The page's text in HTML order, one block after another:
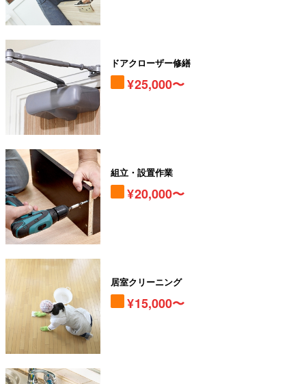
ドアクローザー修繕
25,000〜
組立・設置作業
20,000〜
居室クリーニング
15,000〜